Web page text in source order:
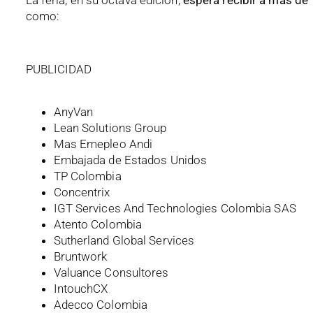
como:
PUBLICIDAD
AnyVan
Lean Solutions Group
Mas Emepleo Andi
Embajada de Estados Unidos
TP Colombia
Concentrix
IGT Services And Technologies Colombia SAS
Atento Colombia
Sutherland Global Services
Bruntwork
Valuance Consultores
IntouchCX
Adecco Colombia